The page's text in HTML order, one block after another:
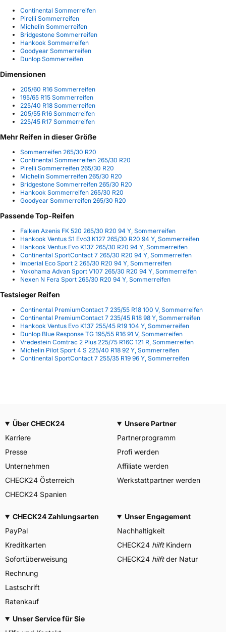
Continental Sommerreifen
Pirelli Sommerreifen
Michelin Sommerreifen
Bridgestone Sommerreifen
Hankook Sommerreifen
Goodyear Sommerreifen
Dunlop Sommerreifen
Dimensionen
205/60 R16 Sommerreifen
195/65 R15 Sommerreifen
225/40 R18 Sommerreifen
205/55 R16 Sommerreifen
225/45 R17 Sommerreifen
Mehr Reifen in dieser Größe
Sommerreifen 265/30 R20
Continental Sommerreifen 265/30 R20
Pirelli Sommerreifen 265/30 R20
Michelin Sommerreifen 265/30 R20
Bridgestone Sommerreifen 265/30 R20
Hankook Sommerreifen 265/30 R20
Goodyear Sommerreifen 265/30 R20
Passende Top-Reifen
Falken Azenis FK 520 265/30 R20 94 Y, Sommerreifen
Hankook Ventus S1 Evo3 K127 265/30 R20 94 Y, Sommerreifen
Hankook Ventus Evo K137 265/30 R20 94 Y, Sommerreifen
Continental SportContact 7 265/30 R20 94 Y, Sommerreifen
Imperial Eco Sport 2 265/30 R20 94 Y, Sommerreifen
Yokohama Advan Sport V107 265/30 R20 94 Y, Sommerreifen
Nexen N Fera Sport 265/30 R20 94 Y, Sommerreifen
Testsieger Reifen
Continental PremiumContact 7 235/55 R18 100 V, Sommerreifen
Continental PremiumContact 7 235/45 R18 98 Y, Sommerreifen
Hankook Ventus Evo K137 255/45 R19 104 Y, Sommerreifen
Dunlop Blue Response TG 195/55 R16 91 V, Sommerreifen
Vredestein Comtrac 2 Plus 225/75 R16C 121 R, Sommerreifen
Michelin Pilot Sport 4 S 225/40 R18 92 Y, Sommerreifen
Continental SportContact 7 255/35 R19 96 Y, Sommerreifen
Über CHECK24
Karriere
Presse
Unternehmen
CHECK24 Österreich
CHECK24 Spanien
Unsere Partner
Partnerprogramm
Profi werden
Affiliate werden
Werkstattpartner werden
CHECK24 Zahlungsarten
PayPal
Kreditkarten
Sofortüberweisung
Rechnung
Lastschrift
Ratenkauf
Unser Engagement
Nachhaltigkeit
CHECK24 hilftKindern
CHECK24 hilftder Natur
Unser Service für Sie